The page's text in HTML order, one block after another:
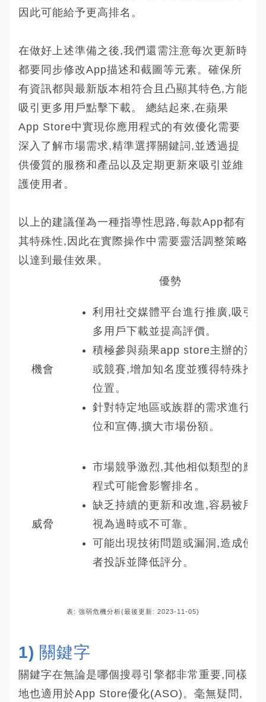
因此可能給予更高排名。
在做好上述準備之後,我們還需注意每次更新時
都要同步修改App描述和截圖等元素。確保所
有資訊都與最新版本相符合且凸顯其特色,方能
吸引更多用戶點擊下載。 總結起來,在蘋果
App Store中實現你應用程式的有效優化需要
深入了解市場需求,精準選擇關鍵詞,並透過提
供優質的服務和產品以及定期更新來吸引並維
護使用者。
以上的建議僅為一種指導性思路,每款App都有
其特殊性,因此在實際操作中需要靈活調整策略
以達到最佳效果。
優勢
機會
利用社交媒體平台進行推廣,吸引更
多用戶下載並提高評價。
積極參與蘋果app store主辦的活動
或競賽,增加知名度並獲得特殊推薦
位置。
針對特定地區或族群的需求進行定
位和宣傳,擴大市場份額。
威脅
市場競爭激烈,其他相似類型的應用
程式可能會影響排名。
缺乏持續的更新和改進,容易被用戶
視為過時或不可靠。
可能出現技術問題或漏洞,造成使用
者投訴並降低評分。
表: 強弱危機分析(最後更新: 2023-11-05)
1) 關鍵字
關鍵字在無論是哪個搜尋引擎都非常重要,同樣
地也適用於App Store優化(ASO)。毫無疑問,